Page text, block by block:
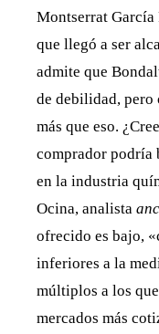
Montserrat García
que llegó a ser
admite que
de debilidad, pero
más que eso.
comprador podría
en la industria
Ocina, analista
ofrecido es bajo,
inferiores a la
múltiplos a los
mercados más